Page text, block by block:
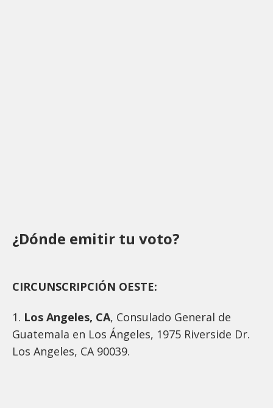
¿Dónde emitir tu voto?
CIRCUNSCRIPCIÓN OESTE:
1. Los Angeles, CA, Consulado General de
Guatemala en Los Ángeles, 1975 Riverside Dr.
Los Angeles, CA 90039.